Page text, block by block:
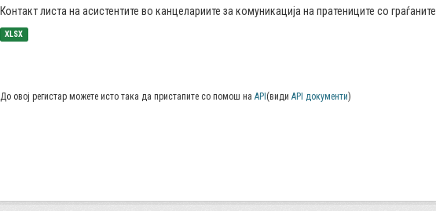
Контакт листа на асистентите во канцелариите за комуникација на пратениците со граѓаните
XLSX
До овој регистар можете исто така да пристапите со помош на API (види API документи)